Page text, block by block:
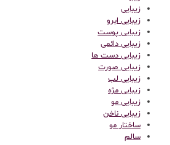
زیبایی
زیبایی ابرو
زیبایی پوست
زیبایی دائمی
زیبایی دست ها
زیبایی صورت
زیبایی لب
زیبایی مژه
زیبایی مو
زیبایی ناخن
ساختار مو
سالم